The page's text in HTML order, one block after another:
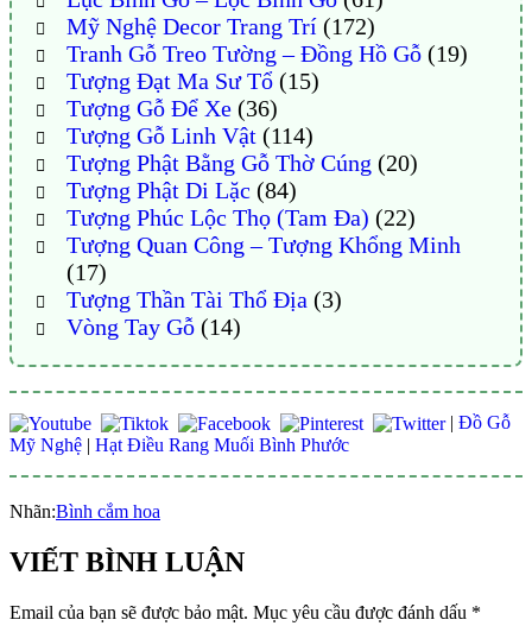
Mỹ Nghệ Decor Trang Trí(172)
Tranh Gỗ Treo Tường – Đồng Hồ Gỗ(19)
Tượng Đạt Ma Sư Tổ(15)
Tượng Gỗ Để Xe(36)
Tượng Gỗ Linh Vật(114)
Tượng Phật Bằng Gỗ Thờ Cúng (20)
Tượng Phật Di Lặc (84)
Tượng Phúc Lộc Thọ (Tam Đa) (22)
Tượng Quan Công – Tượng Khổng Minh
(17)
Tượng Thần Tài Thổ Địa (3)
Vòng Tay Gỗ(14)
| Đồ Gỗ
Mỹ Nghệ | Hạt Điều Rang Muối Bình Phước
Nhãn:Bình cắm hoa
VIẾT BÌNH LUẬN
Email của bạn sẽ được bảo mật. Mục yêu cầu được đánh dấu *